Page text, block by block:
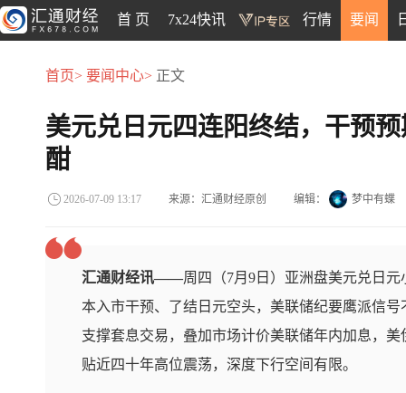
首 页 7x24快讯 行情 要闻
首页> 要闻中心> 正文
美元兑日元四连阳终结，干预
酣
2026-07-09 13:17 来源：汇通财经原创 编辑： 梦中有蝶
汇通财经讯——周四（7月9日）亚洲盘美元兑日
本入市干预、了结日元空头，美联储纪要鹰派信
支撑套息交易，叠加市场计价美联储年内加息，
贴近四十年高位震荡，深度下行空间有限。